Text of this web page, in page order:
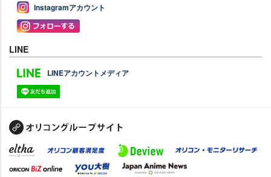
Instagramアカウント
LINE
LINEアカウントメディア